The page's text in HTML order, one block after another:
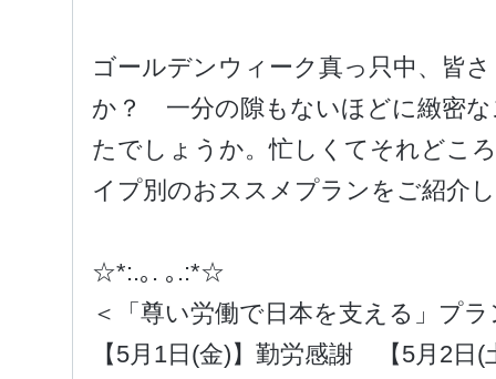
ゴールデンウィーク真っ只中、皆
か？ 一分の隙もないほどに緻密
たでしょうか。忙しくてそれどこ
イプ別のおススメプランをご紹介
☆*:.｡. ｡.:*☆
＜「尊い労働で日本を支える」プラ
【5月1日(金)】勤労感謝 【5月2日(